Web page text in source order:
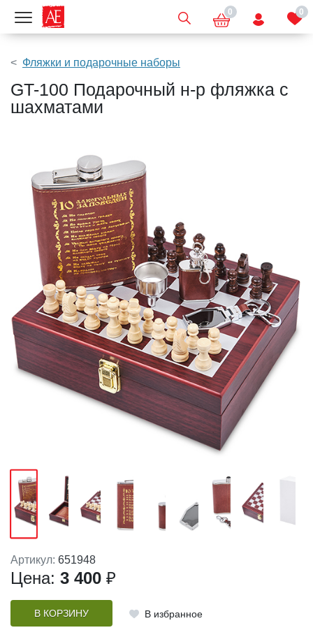
Показать меню 0 0
Фляжки и подарочные наборы
GT-100 Подарочный н-р фляжка с
шахматами
Артикул: 651948
Цена: 3 400 ₽
В КОРЗИНУ В избранное